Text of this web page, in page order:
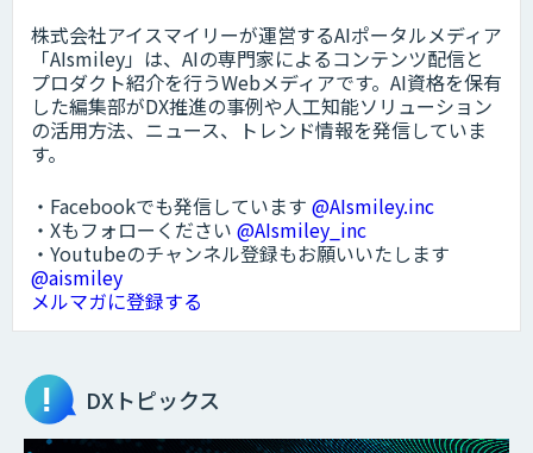
株式会社アイスマイリーが運営するAIポータルメディア
「AIsmiley」は、AIの専門家によるコンテンツ配信と
プロダクト紹介を行うWebメディアです。AI資格を保有
した編集部がDX推進の事例や人工知能ソリューション
の活用方法、ニュース、トレンド情報を発信していま
す。
・Facebookでも発信しています @AIsmiley.inc
・Xもフォローください @AIsmiley_inc
・Youtubeのチャンネル登録もお願いいたします
@aismiley
メルマガに登録する
DXトピックス